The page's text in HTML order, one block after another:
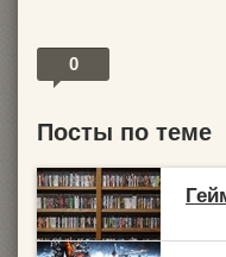
0
Посты по теме